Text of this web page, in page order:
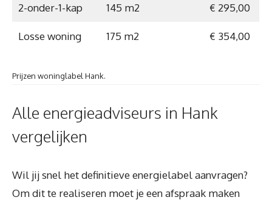
2-onder-1-kap 145 m2 € 295,00
Losse woning 175 m2 € 354,00
Prijzen woninglabel Hank.
Alle energieadviseurs in Hank
vergelijken
Wil jij snel het definitieve energielabel aanvragen?
Om dit te realiseren moet je een afspraak maken